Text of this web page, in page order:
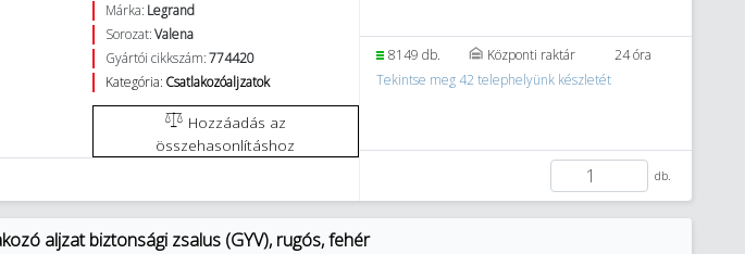
Márka: Legrand
Sorozat:Valena
Gyártói cikkszám:774420
Kategória: Csatlakozóaljzatok
összehasonlításhoz
8149 db. Központi raktár
24 óra
Tekintse meg 42 telephelyünk készletét
db.
aljzat biztonsági zsalus (GYV), rugós, fehér